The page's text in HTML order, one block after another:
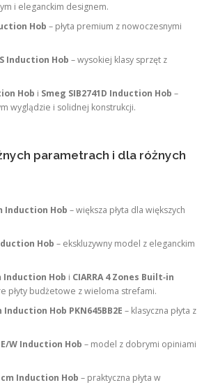
i eleganckim designem.
Hob – płyta premium z nowoczesnymi
Induction Hob – wysokiej klasy sprzęt z
Hob i Smeg SIB2741D Induction Hob –
wyglądzie i solidnej konstrukcji.
parametrach i dla różnych
Induction Hob – większa płyta dla większych
Hob – ekskluzywny model z eleganckim
Induction Hob i CIARRA 4 Zones Built‑in
płyty budżetowe z wieloma strefami.
Hob PKN645BB2E – klasyczna płyta z
W Induction Hob – model z dobrymi opiniami
cm Induction Hob – praktyczna płyta w